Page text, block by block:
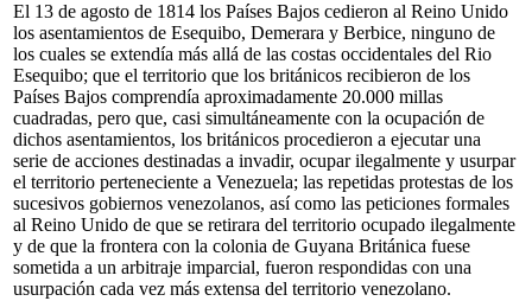
El 13 de agosto de 1814 los Países Bajos cedieron al Reino Unido
los asentamientos de Esequibo, Demerara y Berbice, ninguno de
los cuales se extendía más allá de las costas occidentales del Rio
Esequibo; que el territorio que los británicos recibieron de los
Países Bajos comprendía aproximadamente 20.000 millas
cuadradas, pero que, casi simultáneamente con la ocupación de
dichos asentamientos, los británicos procedieron a ejecutar una
serie de acciones destinadas a invadir, ocupar ilegalmente y usurpar
el territorio perteneciente a Venezuela; las repetidas protestas de los
sucesivos gobiernos venezolanos, así como las peticiones formales
al Reino Unido de que se retirara del territorio ocupado ilegalmente
y de que la frontera con la colonia de Guyana Británica fuese
sometida a un arbitraje imparcial, fueron respondidas con una
usurpación cada vez más extensa del territorio venezolano.